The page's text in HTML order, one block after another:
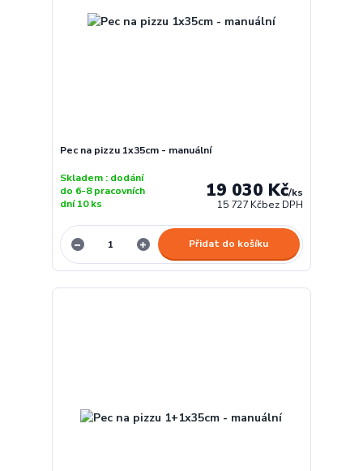
Pec na pizzu 1x35cm - manuální
19 030 Kč/ks
15 727 Kčbez DPH
Skladem : dodání
do 6-8 pracovních
dní 10 ks
Přidat do košíku